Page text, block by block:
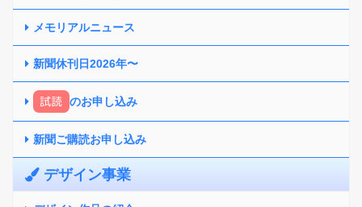
メモリアルニュース
新聞休刊日2026年〜
試読 のお申し込み
新聞ご購読お申し込み
デザイン事業